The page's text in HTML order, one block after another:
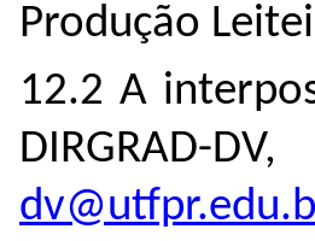
Produção
12.2 A
DIRGRAD-